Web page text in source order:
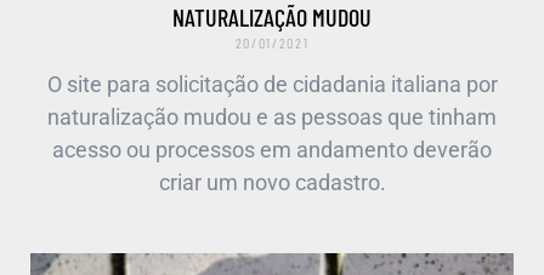
NATURALIZAÇÃO MUDOU
20/01/2021
O site para solicitação de cidadania italiana por
naturalização mudou e as pessoas que tinham
acesso ou processos em andamento deverão
criar um novo cadastro.